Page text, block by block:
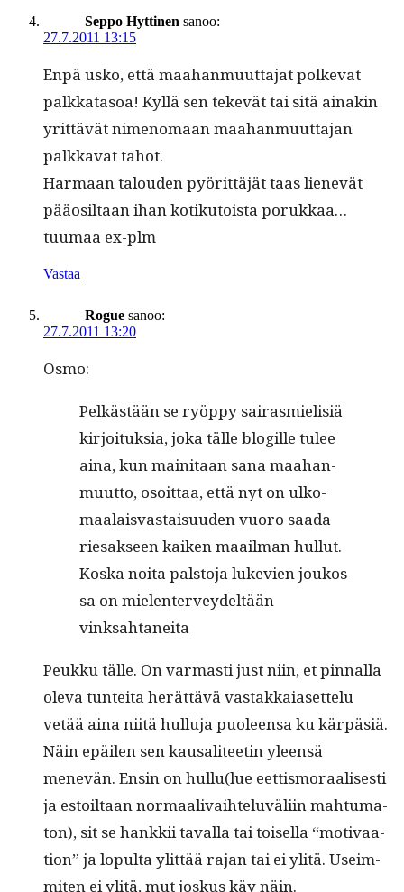
Seppo Hyttinen sanoo:
27.7.2011 13:15
Enpä usko, että maa­han­muut­ta­jat polke­vat
palkkata­soa! Kyl­lä sen tekevät tai sitä ainakin
yrit­tävät nimeno­maan maa­han­muut­ta­jan
palkka­vat tahot.
Har­maan talouden pyörit­täjät taas lienevät
pääosil­taan ihan kotiku­toista porukkaa…
tuumaa ex-plm
Vastaa
Rogue sanoo:
27.7.2011 13:20
Osmo:
Pelkästään se ryöp­py sairas­mielisiä
kir­joituk­sia, joka tälle blogille tulee
aina, kun maini­taan sana maa­han­
muut­to, osoit­taa, että nyt on ulko­
maalais­vas­taisu­u­den vuoro saa­da
riesak­seen kaiken maail­man hul­lut.
Kos­ka noi­ta pal­sto­ja luke­vien joukos­
sa on mie­len­ter­vey­deltään
vinksahtaneita
Peukku tälle. On var­masti just niin, et pin­nal­la
ole­va tun­tei­ta herät­tävä vas­takka­iaset­telu
vetää aina niitä hul­lu­ja puoleen­sa ku kär­päsiä.
Näin epäilen sen kausali­teetin yleen­sä
menevän. Ensin on hullu(lue eet­tismoraalis­es­ti
ja estoil­taan nor­maali­vai­htelu­väli­in mah­tu­ma­
ton), sit se han­kkii taval­la tai toisel­la “moti­vaa­
tion” ja lop­ul­ta ylit­tää rajan tai ei ylitä. Useim­
miten ei ylitä, mut joskus käy näin.